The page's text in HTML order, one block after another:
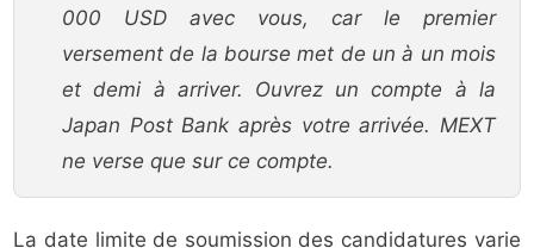
000 USD avec vous, car le premier
versement de la bourse met de un à un mois
et demi à arriver. Ouvrez un compte à la
Japan Post Bank après votre arrivée. MEXT
ne verse que sur ce compte.
La date limite de soumission des candidatures varie